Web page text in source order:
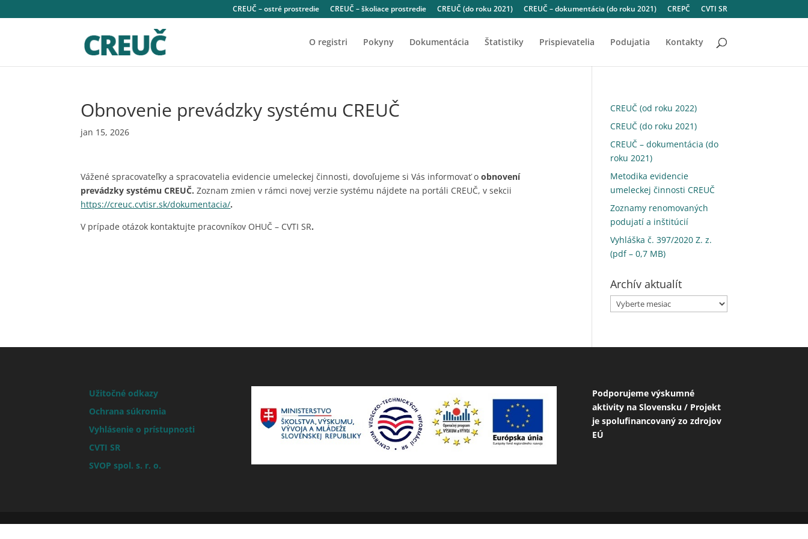
CREUČ – ostré prostredie CREUČ – školiace prostredie CREUČ (do roku 2021) CREUČ – dokumentácia (do roku 2021) CREPČ CVTI SR
O registri Pokyny Dokumentácia Štatistiky Prispievatelia Podujatia Kontakty
Obnovenie prevádzky systému CREUČ
jan 15, 2026
Vážené spracovateľky a spracovatelia evidencie umeleckej činnosti, dovoľujeme si Vás informovať oobnovení
prevádzky systému CREUČ.Zoznam zmien v rámci novej verzie systému nájdete na portáli CREUČ, v sekcii
https://creuc.cvtisr.sk/dokumentacia/.
V prípade otázok kontaktujte pracovníkov OHUČ – CVTI SR.
CREUČ (od roku 2022)
CREUČ (do roku 2021)
CREUČ – dokumentácia (do
roku 2021)
Metodika evidencie
umeleckej činnosti CREUČ
Zoznamy renomovaných
podujatí a inštitúcií
Vyhláška č. 397/2020 Z. z.
(pdf – 0,7 MB)
Archív aktualít
Archív
aktualít
Užitočné odkazy
Ochrana súkromia
Vyhlásenie o prístupnosti
CVTI SR
SVOP spol. s. r. o.
Podporujeme výskumné
aktivity na Slovensku / Projekt
je spolufinancovaný zo zdrojov
EÚ